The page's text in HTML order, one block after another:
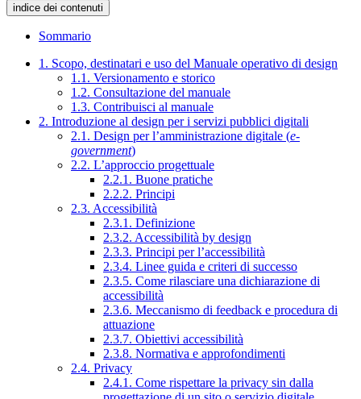
indice dei contenuti
Sommario
1. Scopo, destinatari e uso del Manuale operativo di design
1.1. Versionamento e storico
1.2. Consultazione del manuale
1.3. Contribuisci al manuale
2. Introduzione al design per i servizi pubblici digitali
2.1. Design per l’amministrazione digitale (e-
government)
2.2. L’approccio progettuale
2.2.1. Buone pratiche
2.2.2. Principi
2.3. Accessibilità
2.3.1. Definizione
2.3.2. Accessibilità by design
2.3.3. Principi per l’accessibilità
2.3.4. Linee guida e criteri di successo
2.3.5. Come rilasciare una dichiarazione di
accessibilità
2.3.6. Meccanismo di feedback e procedura di
attuazione
2.3.7. Obiettivi accessibilità
2.3.8. Normativa e approfondimenti
2.4. Privacy
2.4.1. Come rispettare la privacy sin dalla